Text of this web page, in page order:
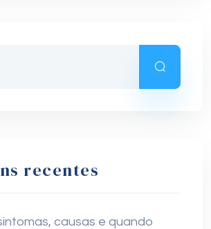
recentes
causas e quando